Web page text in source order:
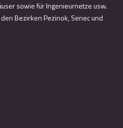
sowie für Ingenieurnetze usw.
Bezirken Pezinok, Senec und